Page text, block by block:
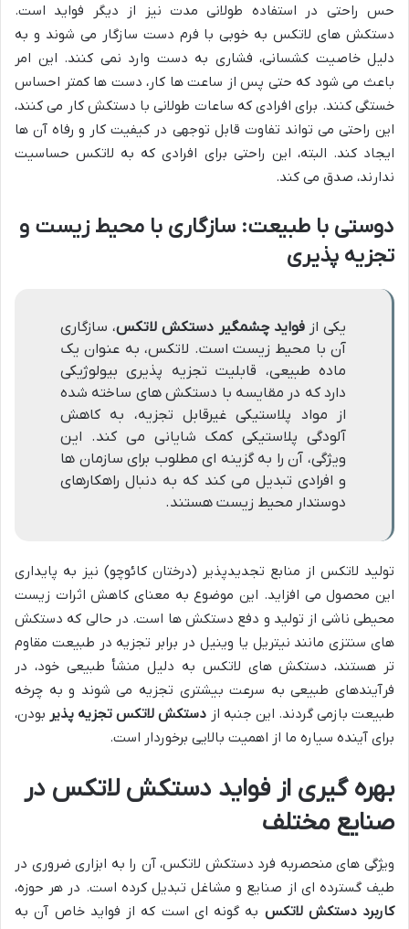
حس راحتی در استفاده طولانی مدت نیز از دیگر فواید است.
دستکش های لاتکس به خوبی با فرم دست سازگار می شوند و به
دلیل خاصیت کشسانی، فشاری به دست وارد نمی کنند. این امر
باعث می شود که حتی پس از ساعت ها کار، دست ها کمتر احساس
خستگی کنند. برای افرادی که ساعات طولانی با دستکش کار می کنند،
این راحتی می تواند تفاوت قابل توجهی در کیفیت کار و رفاه آن ها
ایجاد کند. البته، این راحتی برای افرادی که به لاتکس حساسیت
ندارند، صدق می کند.
دوستی با طبیعت: سازگاری با محیط زیست و
تجزیه پذیری
یکی ازفواید چشمگیر دستکش لاتکس، سازگاری
آن با محیط زیست است. لاتکس، به عنوان یک
ماده طبیعی، قابلیت تجزیه پذیری بیولوژیکی
دارد که در مقایسه با دستکش های ساخته شده
از مواد پلاستیکی غیرقابل تجزیه، به کاهش
آلودگی پلاستیکی کمک شایانی می کند. این
ویژگی، آن را به گزینه ای مطلوب برای سازمان ها
و افرادی تبدیل می کند که به دنبال راهکارهای
دوستدار محیط زیست هستند.
تولید لاتکس از منابع تجدیدپذیر (درختان کائوچو) نیز به پایداری
این محصول می افزاید. این موضوع به معنای کاهش اثرات زیست
محیطی ناشی از تولید و دفع دستکش ها است. در حالی که دستکش
های سنتزی مانند نیتریل یا وینیل در برابر تجزیه در طبیعت مقاوم
تر هستند، دستکش های لاتکس به دلیل منشأ طبیعی خود، در
فرآیندهای طبیعی به سرعت بیشتری تجزیه می شوند و به چرخه
طبیعت بازمی گردند. این جنبه از دستکش لاتکس تجزیه پذیر بودن،
برای آینده سیاره ما از اهمیت بالایی برخوردار است.
بهره گیری از فواید دستکش لاتکس در
صنایع مختلف
ویژگی های منحصربه فرد دستکش لاتکس، آن را به ابزاری ضروری در
طیف گسترده ای از صنایع و مشاغل تبدیل کرده است. در هر حوزه،
کاربرد دستکش لاتکس به گونه ای است که از فواید خاص آن به